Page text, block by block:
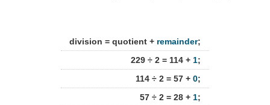
division = quotient + remainder;
229 ÷ 2 = 114 + 1;
114 ÷ 2 = 57 + 0;
57 ÷ 2 = 28 + 1;